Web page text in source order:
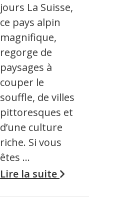
jours La Suisse,
ce pays alpin
magnifique,
regorge de
paysages à
couper le
souffle, de villes
pittoresques et
d’une culture
riche. Si vous
êtes …
Lire la suite